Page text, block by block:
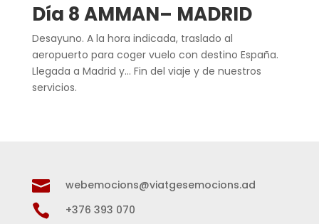
Día 8 AMMAN– MADRID
Desayuno. A la hora indicada, traslado al
aeropuerto para coger vuelo con destino España.
Llegada a Madrid y… Fin del viaje y de nuestros
servicios.
 webemocions@viatgesemocions.ad
 +376 393 070